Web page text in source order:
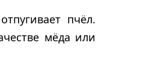
пчёл.
мёда или